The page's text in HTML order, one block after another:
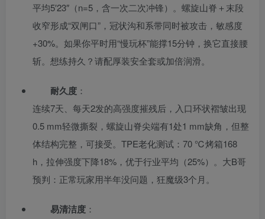
平均5′23″（n=5，含一次二次冲锋）。螺旋山脊＋末段
收窄形成“双闸口”，冠状沟和系带同时被攻击，敏感度
+30%。如果你平时用“慢玩杯”能撑15分钟，换它直接腰
斩。想练持久？请配厚装安全套或加倍润滑。
耐久度 ：
连续7天、每天2发的高强度摧残后，入口环状褶皱出现
0.5 mm轻微撕裂，螺旋山脊尖端有1处1 mm缺角，但整
体结构完整，可接受。TPE老化测试：70 ℃烤箱168
h，拉伸强度下降18%，优于行业平均（25%）。大B哥
预判：正常玩家用半年没问题，狂魔级3个月。
易清洁度 ：